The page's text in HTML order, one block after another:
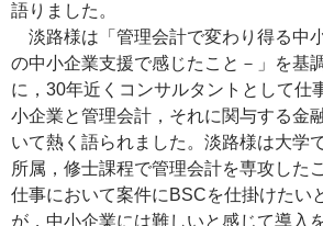
語りました。
淡路様は「管理会計で変わり得る中
の中小企業支援で感じたこと－」を基
に，30年近くコンサルタントとして仕
小企業と管理会計，それに関与する金
いて熱く語られました。淡路様は大学
所属，修士課程で管理会計を専攻した
仕事において案件にBSCを仕掛けたい
が，中小企業には難しいと感じて導入